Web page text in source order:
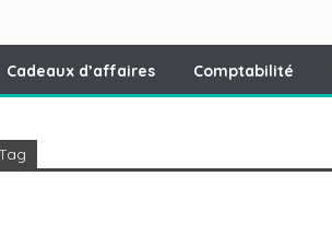
Cadeaux d’affaires Comptabilité